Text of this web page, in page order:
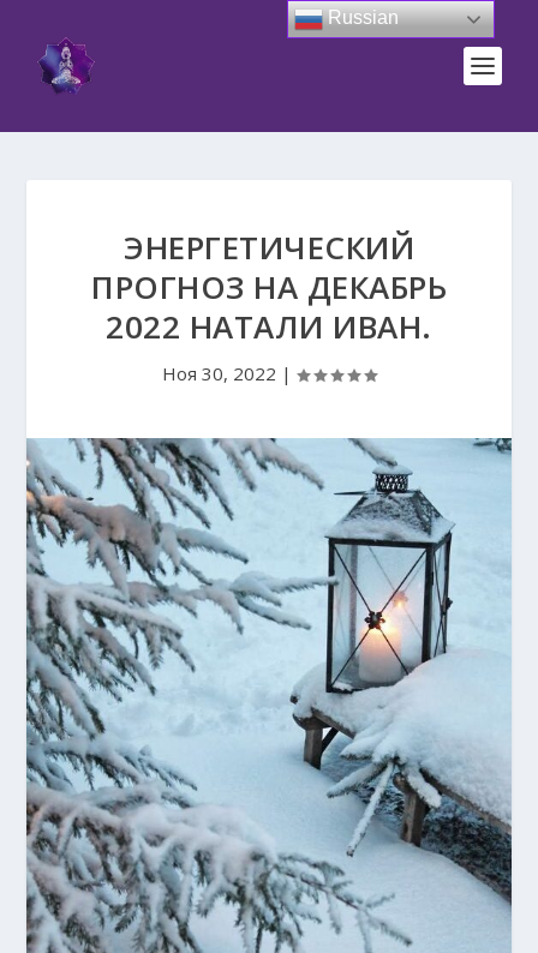
ЭНЕРГЕТИЧЕСКИЙ
ПРОГНОЗ НА ДЕКАБРЬ
2022 НАТАЛИ ИВАН.
Ноя 30, 2022 |
Russian